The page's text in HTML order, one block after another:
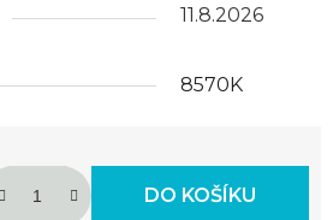
11.8.2026
8570K
DO KOŠÍKU